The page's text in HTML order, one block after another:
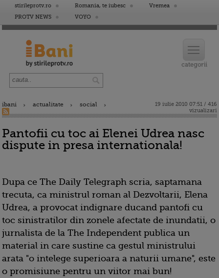
stirileprotv.ro Romania, te iubesc
Vremea
PROTV NEWS
VOYO
ibani actualitate social
19 iulie 2010 07:51 / 416
vizualizari
Pantofii cu toc ai Elenei Udrea nasc
dispute in presa internationala!
Dupa ce The Daily Telegraph scria, saptamana
trecuta, ca ministrul roman al Dezvoltarii, Elena
Udrea, a provocat indignare ducand pantofi cu
toc sinistratilor din zonele afectate de inundatii, o
jurnalista de la The Independent publica un
material in care sustine ca gestul ministrului
arata "o intelege superioara a naturii umane", este
o promisiune pentru un viitor mai bun!